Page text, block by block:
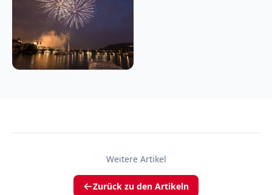
Weitere Artikel
Zurück zu den Artikeln